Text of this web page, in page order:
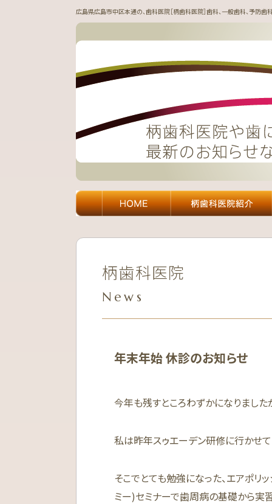
広島県広島市中区本通の、歯科医院［柄歯科医院］歯科、一般歯科、予防歯科
柄歯科医院
News
年末年始 休診のお知らせ
今年も残すところわずかになりまし
私は昨年スゥエーデン研修に行かせて
そこでとても勉強になった、エアポリ
ミー)セミナーで歯周病の基礎から実